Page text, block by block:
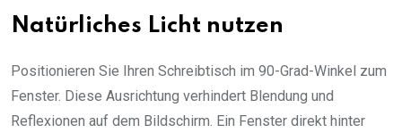
Natürliches Licht nutzen
Positionieren Sie Ihren Schreibtisch im 90-Grad-Winkel zum
Fenster. Diese Ausrichtung verhindert Blendung und
Reflexionen auf dem Bildschirm. Ein Fenster direkt hinter